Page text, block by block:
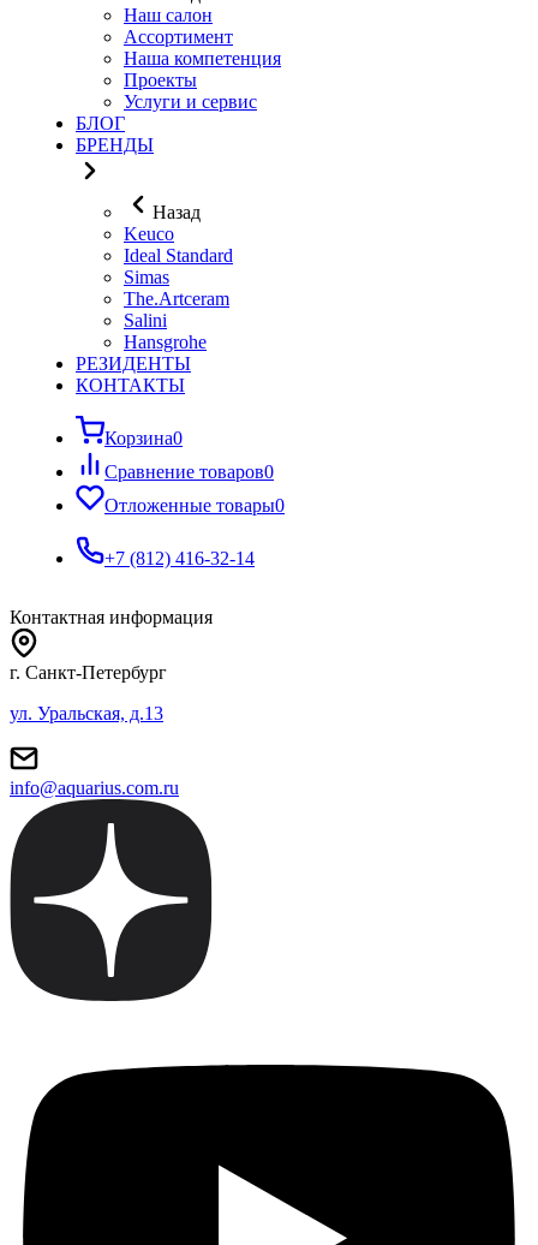
Наш салон
Ассортимент
Наша компетенция
Проекты
Услуги и сервис
БЛОГ
БРЕНДЫ
Назад
Keuco
Ideal Standard
Simas
The.Artceram
Salini
Hansgrohe
РЕЗИДЕНТЫ
КОНТАКТЫ
Корзина0
Сравнение товаров0
Отложенные товары0
+7 (812) 416-32-14
Контактная информация
г. Санкт-Петербург
ул. Уральская, д.13
info@aquarius.com.ru